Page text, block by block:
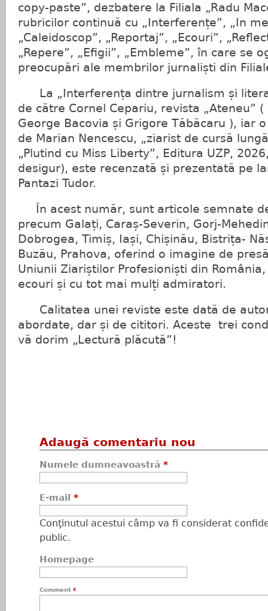
copy-paste”, dezbatere la Filiala „Radu
rubricilor continuă cu „Interferențe”, „In
„Caleidoscop”, „Reportaj”, „Ecouri”,
„Repere”, „Efigii”, „Embleme”, în care se
preocupări ale membrilor jurnaliști din
La „Interferența dintre jurnalism și
de către Cornel Cepariu, revista „Ateneu”
George Bacovia și Grigore Tăbăcaru ), iar
de Marian Nencescu, „ziarist de cursă
„Plutind cu Miss Liberty”, Editura UZP,
desigur), este recenzată și prezentată pe
Pantazi Tudor.
În acest număr, sunt articole semnate
precum Galați, Caraș-Severin, Gorj-
Dobrogea, Timiș, Iași, Chișinău, Bistrița-
Buzău, Prahova, oferind o imagine de
Uniunii Ziariștilor Profesioniști din
ecouri și cu tot mai mulți admiratori.
Calitatea unei reviste este dată de
abordate, dar și de cititori. Aceste trei
vă dorim „Lectură plăcută”!
Adaugă comentariu nou
Numele dumneavoastră *
E-mail *
Conţinutul acestui câmp va fi considerat
public.
Homepage
Comment *